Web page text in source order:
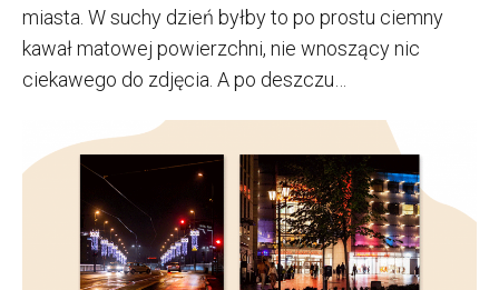
miasta. W suchy dzień byłby to po prostu ciemny
kawał matowej powierzchni, nie wnoszący nic
ciekawego do zdjęcia. A po deszczu…